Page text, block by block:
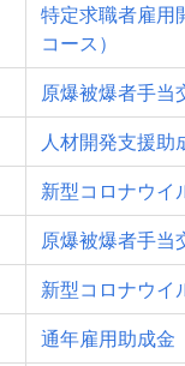
特定求職者雇用
コース）
原爆被爆者手当
人材開発支援助
新型コロナウイ
原爆被爆者手当
新型コロナウイ
通年雇用助成金